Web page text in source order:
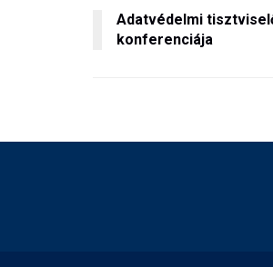
Adatvédelmi
konferenciája